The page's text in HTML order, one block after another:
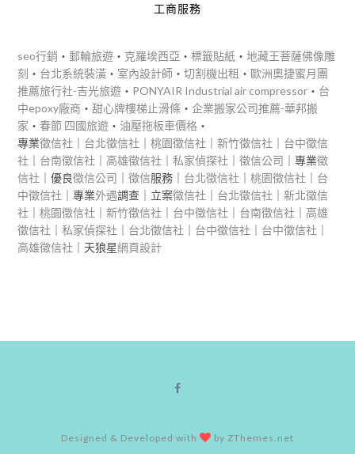
工商服務
seo行銷 ‧郵輪旅遊 ‧ 克羅埃西亞 ‧標籤貼紙 ‧地藏王菩薩佛像雕
刻 ‧ 台北系統裝潢 ‧ 室內設計師 ‧切割機出租 ‧歐洲奧捷蜜月團
推薦旅行社-吉光旅遊 ‧ PONYAIR Industrial air compressor ‧ 台
中epoxy廠商 ‧甜心牌樓梯止滑條 ‧企業搬家公司推薦-華邦搬
家 ‧春節 四國旅遊 ‧ 油壓拖板車價格 ‧
專業徵信社 台北徵信社 ｜桃園徵信社 ｜新竹徵信社
台中徵信
社
台南徵信社 高雄徵信社 ｜私家偵探社 ｜徵信公司 ｜專業徵
信社 ｜優良徵信公司 ｜徵信服務｜ 台北徵信社 ｜桃園徵信社
台
中徵信社 ｜專業外遇調查｜立案徵信社 台北徵信社 ｜新北徵信
社 ｜桃園徵信社 ｜新竹徵信社 台中徵信社 台南徵信社
高雄
徵信社 ｜私家偵探社 台北徵信社 台中徵信社 台中徵信社
高雄徵信社 ｜天狼星網頁設計
Designed & Developed with by ZThemes.net